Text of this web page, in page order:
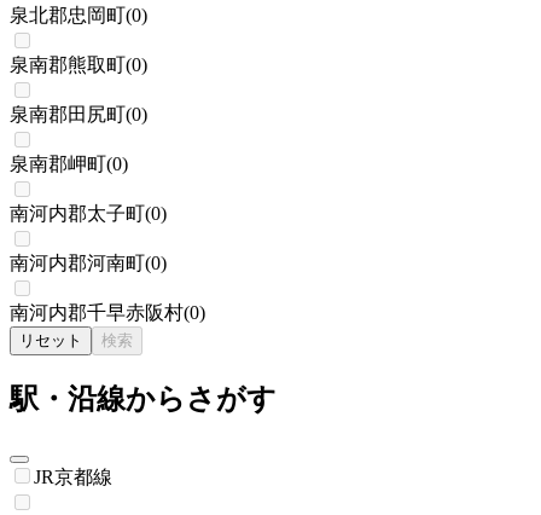
泉北郡忠岡町(0)
泉南郡熊取町(0)
泉南郡田尻町(0)
泉南郡岬町(0)
南河内郡太子町(0)
南河内郡河南町(0)
南河内郡千早赤阪村(0)
リセット 検索
駅・沿線からさがす
JR京都線